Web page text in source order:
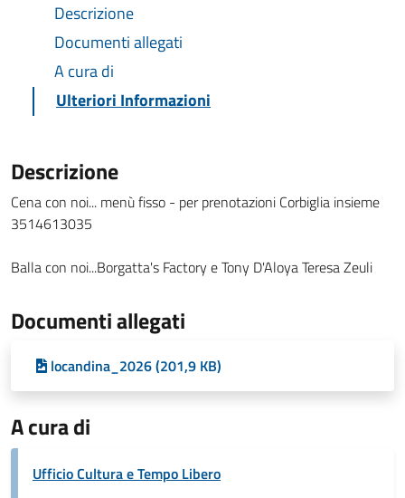
Descrizione
Documenti allegati
A cura di
Ulteriori Informazioni
Descrizione
Cena con noi... menù fisso - per prenotazioni Corbiglia insieme
3514613035
Balla con noi...Borgatta's Factory e Tony D'Aloya Teresa Zeuli
Documenti allegati
locandina_2026 (201,9 KB)
A cura di
Ufficio Cultura e Tempo Libero